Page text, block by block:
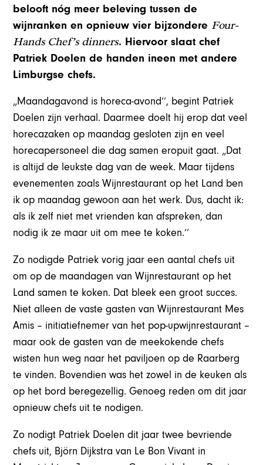
belooft nóg meer beleving tussen de
wijnranken en opnieuw vier bijzondereFour-
Hands Chef’s dinners. Hiervoor slaat chef
Patriek Doelen de handen ineen met andere
Limburgse chefs.
„Maandagavond is horeca-avond’’, begint Patriek
Doelen zijn verhaal. Daarmee doelt hij erop dat veel
horecazaken op maandag gesloten zijn en veel
horecapersoneel die dag samen eropuit gaat. „Dat
is altijd de leukste dag van de week. Maar tijdens
evenementen zoals Wijnrestaurant op het Land ben
ik op maandag gewoon aan het werk. Dus, dacht ik:
als ik zelf niet met vrienden kan afspreken, dan
nodig ik ze maar uit om mee te koken.’’
Zo nodigde Patriek vorig jaar een aantal chefs uit
om op de maandagen van Wijnrestaurant op het
Land samen te koken. Dat bleek een groot succes.
Niet alleen de vaste gasten van Wijnrestaurant Mes
Amis – initiatiefnemer van het pop-upwijnrestaurant –
maar ook de gasten van de meekokende chefs
wisten hun weg naar het paviljoen op de Raarberg
te vinden. Bovendien was het zowel in de keuken als
op het bord beregezellig. Genoeg reden om dit jaar
opnieuw chefs uit te nodigen.
Zo nodigt Patriek Doelen dit jaar twee bevriende
chefs uit, Björn Dijkstra van Le Bon Vivant in